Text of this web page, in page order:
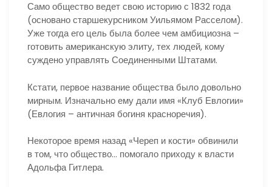
Само общество ведет свою историю с 1832 года
(основано старшекурсником Уильямом Расселом).
Уже тогда его цель была более чем амбициозна –
готовить американскую элиту, тех людей, кому
суждено управлять Соединенными Штатами.
Кстати, первое название общества было довольно
мирным. Изначально ему дали имя «Клуб Евлогии»
(Евлогия – античная богиня красноречия).
Некоторое время назад «Череп и кости» обвинили
в том, что общество… помогало приходу к власти
Адольфа Гитлера.